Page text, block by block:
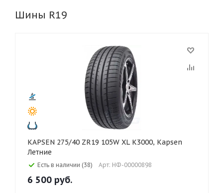
155 165
285 295
30 40 45
55 70
Шины R19
KAPSEN 275/40 ZR19 105W XL K3000, Kapsen
Летние
Есть в наличии (38) Арт: НФ-00000898
6 500 руб.